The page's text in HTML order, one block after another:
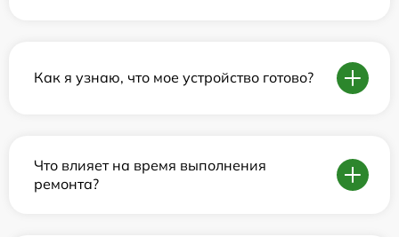
Как я узнаю, что мое устройство готово?
Что влияет на время выполнения
ремонта?